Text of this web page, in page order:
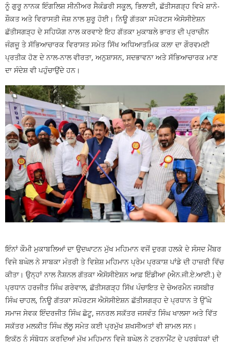
ਨੂੰ ਗੁਰੂ ਨਾਨਕ ਇੰਗਲਿਸ਼ ਸੀਨੀਅਰ ਸੈਕੰਡਰੀ ਸਕੂਲ, ਭਿਲਾਈ, ਛੱਤੀਸਗੜ੍ਹ ਵਿਖੇ ਸ਼ਾਨੋ-
ਸ਼ੌਕਤ ਅਤੇ ਵਿਰਾਸਤੀ ਜੋਸ਼ ਨਾਲ ਸ਼ੁਰੂ ਹੋਈ। ਨਿਊ ਗੱਤਕਾ ਸਪੋਰਟਸ ਐਸੋਸੀਏਸ਼ਨ
ਛੱਤੀਸਗੜ੍ਹ ਦੇ ਸਹਿਯੋਗ ਨਾਲ ਕਰਵਾਏ ਇਹ ਗੱਤਕਾ ਮੁਕਾਬਲੇ ਭਾਰਤ ਦੀ ਪ੍ਰਾਚੀਨ
ਜੰਗਜੂ ਤੇ ਸੱਭਿਆਚਾਰਕ ਵਿਰਾਸਤ ਸਮੇਤ ਸਿੱਖ ਅਧਿਆਤਮਿਕ ਕਲਾ ਦਾ ਗੌਰਵਮਈ
ਪ੍ਰਤੀਕ ਹੋਣ ਦੇ ਨਾਲ-ਨਾਲ ਵੀਰਤਾ, ਅਨੁਸ਼ਾਸਨ, ਸਦਭਾਵਨਾ ਅਤੇ ਸੱਭਿਆਚਾਰਕ ਮਾਣ
ਦਾ ਸੰਦੇਸ਼ ਵੀ ਪਹੁੰਚਾਉਂਦੇ ਹਨ।
ਇੰਨਾਂ ਕੌਮੀ ਮੁਕਾਬਲਿਆਂ ਦਾ ਉਦਘਾਟਨ ਮੁੱਖ ਮਹਿਮਾਨ ਵਜੋਂ ਦੁਰਗ ਹਲਕੇ ਦੇ ਸੰਸਦ ਮੈਂਬਰ
ਵਿਜੇ ਬਘੇਲ ਨੇ ਸਾਬਕਾ ਮੰਤਰੀ ਤੇ ਵਿਸ਼ੇਸ਼ ਮਹਿਮਾਨ ਪ੍ਰੇਮ ਪ੍ਰਕਾਸ਼ ਪਾਂਡੇ ਦੀ ਹਾਜ਼ਰੀ ਵਿੱਚ
ਕੀਤਾ। ਉਨ੍ਹਾਂ ਨਾਲ ਨੈਸ਼ਨਲ ਗੱਤਕਾ ਐਸੋਸੀਏਸ਼ਨ ਆਫ਼ ਇੰਡੀਆ (ਐਨ.ਜੀ.ਏ.ਆਈ.) ਦੇ
ਪ੍ਰਧਾਨ ਹਰਜੀਤ ਸਿੰਘ ਗਰੇਵਾਲ, ਛੱਤੀਸਗੜ੍ਹ ਸਿੱਖ ਪੰਚਾਇਤ ਦੇ ਚੇਅਰਮੈਨ ਜਸਬੀਰ
ਸਿੰਘ ਚਾਹਲ, ਨਿਊ ਗੱਤਕਾ ਸਪੋਰਟਸ ਐਸੋਸੀਏਸ਼ਨ ਛੱਤੀਸਗੜ੍ਹ ਦੇ ਪ੍ਰਧਾਨ ਤੇ ਉੱਘੇ
ਸਮਾਜ ਸੇਵਕ ਇੰਦਰਜੀਤ ਸਿੰਘ ਛੋਟੂ, ਜਨਰਲ ਸਕੱਤਰ ਜਸਵੰਤ ਸਿੰਘ ਖਾਲਸਾ ਅਤੇ ਵਿੱਤ
ਸਕੱਤਰ ਮਲਕੀਤ ਸਿੰਘ ਲੱਲੂ ਸਮੇਤ ਕਈ ਪ੍ਰਮੁੱਖ ਸ਼ਖਸੀਅਤਾਂ ਵੀ ਸ਼ਾਮਲ ਸਨ।
ਇਕੱਠ ਨੂੰ ਸੰਬੋਧਨ ਕਰਦਿਆਂ ਮੁੱਖ ਮਹਿਮਾਨ ਵਿਜੇ ਬਘੇਲ ਨੇ ਟੂਰਨਾਮੈਂਟ ਦੇ ਪ੍ਰਬੰਧਕਾਂ ਦੀ